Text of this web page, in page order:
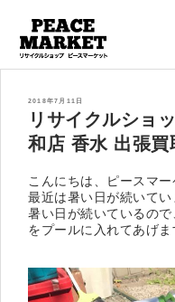
投
2018年7月11日
リサイクルショ
和店 香水 出張買
こんにちは、ピースマ
最近は暑い日が続いて
暑い日が続いているの
をプールに入れてあげま